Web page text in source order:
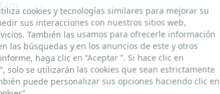
cookies y tecnologías similares para mejorar su
sus interacciones con nuestros sitios web,
También las usamos para ofrecerle información
las búsquedas y en los anuncios de este y otros
haga clic en “Aceptar ”. Si hace clic en
solo se utilizarán las cookies que sean estrictamente
puede personalizar sus opciones haciendo clic en